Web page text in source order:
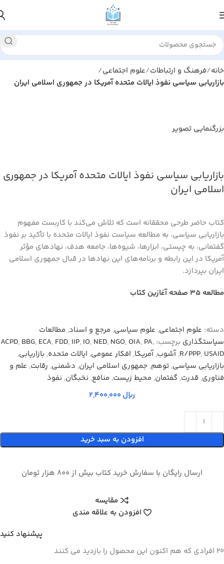
خانه فرهنگ و ارتباطات علوم اجتماعی
بازاریابی سیاسی نفوذ ایالات متحده آمریکا در جمهوری اسلامی ایران
بزرگنمایی تصویر
بازاریابی سیاسی نفوذ ایالات متحده آمریکا در جمهوری
اسلامی ایران
کتاب حاضر طرحی محققانه‌ است که تلاش می‌کند با کاربست مفهوم
بازاریابی سیاسی، به مطالعه سیاست نفوذ ایالات متحده با تأکید بر نفوذ
گفتمانی، به چیستی، ابزارها، شیوه‌ها، جامعه هدف، نهادهای مؤثر
آمریکا در این رابطه و برنامه‌های این نهادها در قبال جمهوری اسلامی
ایران بپردازد.
مطالعه ۳۵ صفحه آغازین کتاب
دسته: علوم اجتماعی, علوم سياسي, مرجع و اسناد, مطالعات
سیاستگذاری برچسب: ACPD, BBG, ECA, FDD, IIP, IO, NED, NGO,OIA, PA,
R/PPP, USAID
, آشوب, آمریکا, افکار عمومی, ایالات متحده, بازاریابی,
بازاریابی سیاسی, توهم, جمهوری اسلامی ایران, دشمنی, رقابت, علم و
فناوری, قدرت, گفتمان, محیط زیست, منافع, نخبگان, نفوذ
ریال
افزودن به سبد خرید
ارسال رایگان با سفارش خرید کتاب بیش از 800 هزار تومان
مقایسه
افزودن به علاقه مندی
پیشنهاد کنید
20 افرادی که هم اکنون این محصول را بازدید می کنند